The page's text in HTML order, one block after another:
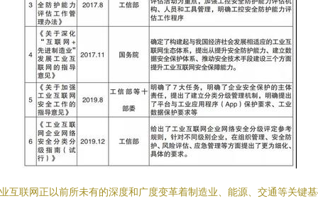
互联网正以前所未有的深度和广度变革着制造业、能源、交通等关键